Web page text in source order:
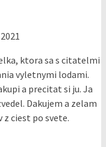
ktora sa s citatelmi
vyletnymi lodami.
a precitat si ju. Ja
Dakujem a zelam
ciest po svete.